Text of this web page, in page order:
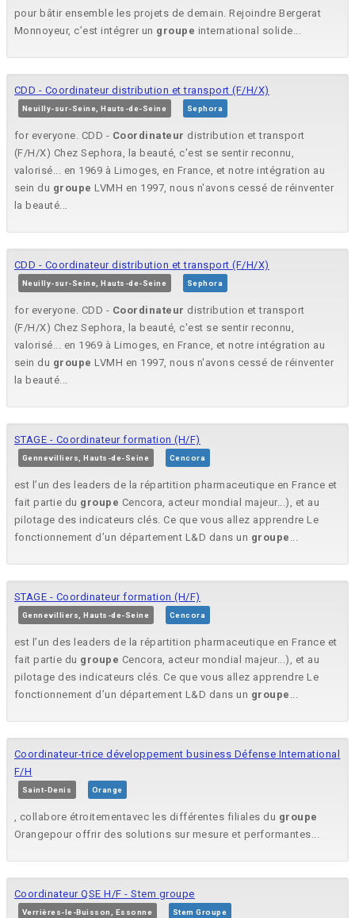
pour bâtir ensemble les projets de demain. Rejoindre Bergerat
Monnoyeur, c’est intégrer un groupe international solide...
CDD - Coordinateur distribution et transport (F/H/X)
Neuilly-sur-Seine, Hauts-de-Seine Sephora
for everyone. CDD - Coordinateur distribution et transport
(F/H/X) Chez Sephora, la beauté, c'est se sentir reconnu,
valorisé... en 1969 à Limoges, en France, et notre intégration au
sein du groupe LVMH en 1997, nous n'avons cessé de réinventer
la beauté...
CDD - Coordinateur distribution et transport (F/H/X)
Neuilly-sur-Seine, Hauts-de-Seine Sephora
for everyone. CDD - Coordinateur distribution et transport
(F/H/X) Chez Sephora, la beauté, c'est se sentir reconnu,
valorisé... en 1969 à Limoges, en France, et notre intégration au
sein du groupe LVMH en 1997, nous n'avons cessé de réinventer
la beauté...
STAGE - Coordinateur formation (H/F)
Gennevilliers, Hauts-de-Seine Cencora
est l’un des leaders de la répartition pharmaceutique en France et
fait partie du groupe Cencora, acteur mondial majeur...), et au
pilotage des indicateurs clés. Ce que vous allez apprendre Le
fonctionnement d’un département L&D dans un groupe ...
STAGE - Coordinateur formation (H/F)
Gennevilliers, Hauts-de-Seine Cencora
est l’un des leaders de la répartition pharmaceutique en France et
fait partie du groupe Cencora, acteur mondial majeur...), et au
pilotage des indicateurs clés. Ce que vous allez apprendre Le
fonctionnement d’un département L&D dans un groupe ...
Coordinateur-trice développement business Défense International
F/H
Saint-Denis Orange
, collabore étroitementavec les différentes filiales du groupe
Orangepour offrir des solutions sur mesure et performantes...
Coordinateur QSE H/F - Stem groupe
Verrières-le-Buisson, Essonne Stem Groupe